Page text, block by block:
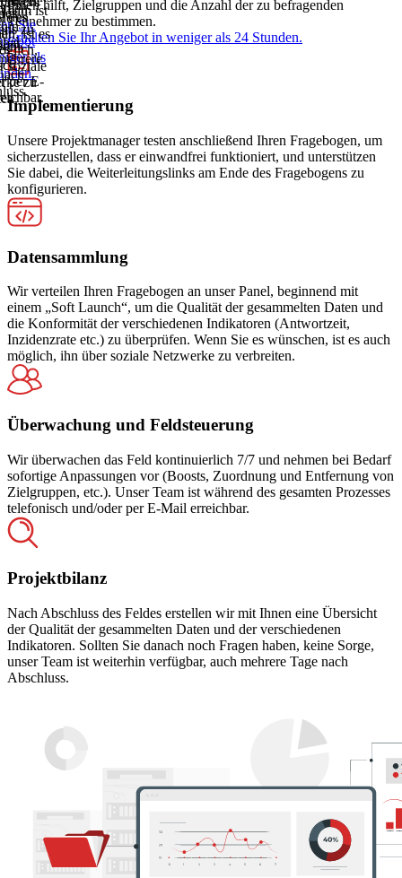
Sie
als
es
ist es
soziale
zu
ist
zu
des
per E-
Ihnen hilft, Zielgruppen und die Anzahl der zu befragenden
Teilnehmer zu bestimmen.
Erhalten Sie Ihr Angebot in weniger als 24 Stunden.
Implementierung
Unsere Projektmanager testen anschließend Ihren Fragebogen, um
sicherzustellen, dass er einwandfrei funktioniert, und unterstützen
Sie dabei, die Weiterleitungslinks am Ende des Fragebogens zu
konfigurieren.
Datensammlung
Wir verteilen Ihren Fragebogen an unser Panel, beginnend mit
einem „Soft Launch“, um die Qualität der gesammelten Daten und
die Konformität der verschiedenen Indikatoren (Antwortzeit,
Inzidenzrate etc.) zu überprüfen. Wenn Sie es wünschen, ist es auch
möglich, ihn über soziale Netzwerke zu verbreiten.
Überwachung und Feldsteuerung
Wir überwachen das Feld kontinuierlich 7/7 und nehmen bei Bedarf
sofortige Anpassungen vor (Boosts, Zuordnung und Entfernung von
Zielgruppen, etc.). Unser Team ist während des gesamten Prozesses
telefonisch und/oder per E-Mail erreichbar.
Projektbilanz
Nach Abschluss des Feldes erstellen wir mit Ihnen eine Übersicht
der Qualität der gesammelten Daten und der verschiedenen
Indikatoren. Sollten Sie danach noch Fragen haben, keine Sorge,
unser Team ist weiterhin verfügbar, auch mehrere Tage nach
Abschluss.